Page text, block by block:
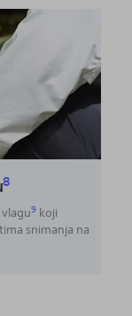
8
9koji
snimanja na